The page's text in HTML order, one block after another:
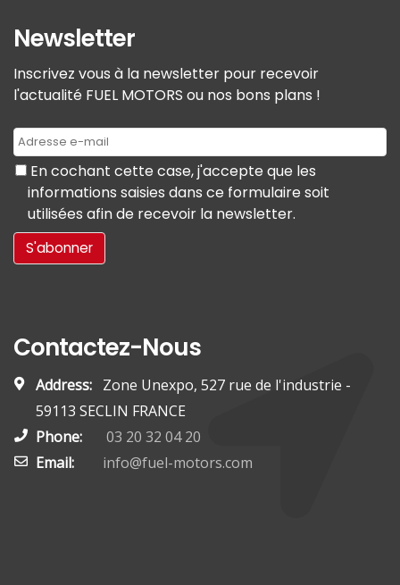
Newsletter
Inscrivez vous à la newsletter pour recevoir
l'actualité FUEL MOTORS ou nos bons plans !
En cochant cette case, j'accepte que les
informations saisies dans ce formulaire soit
utilisées afin de recevoir la newsletter.
Contactez-Nous
Address: Zone Unexpo, 527 rue de l'industrie -
59113 SECLIN FRANCE
Phone:
03 20 32 04 20
Email:
info@fuel-motors.com